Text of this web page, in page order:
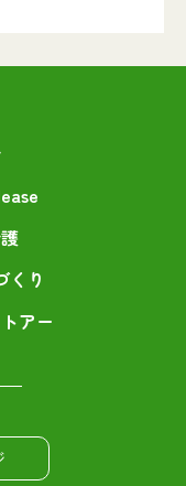
くり
アー